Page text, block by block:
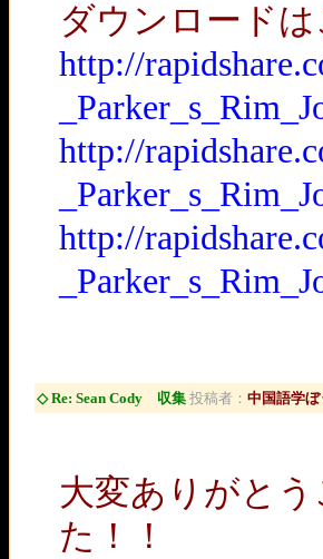
ダウンロードは
http://
http://
http://
◇ Re: Sean Cody 収集 投稿者： 中国語学ぼ
大変ありがと
た！！